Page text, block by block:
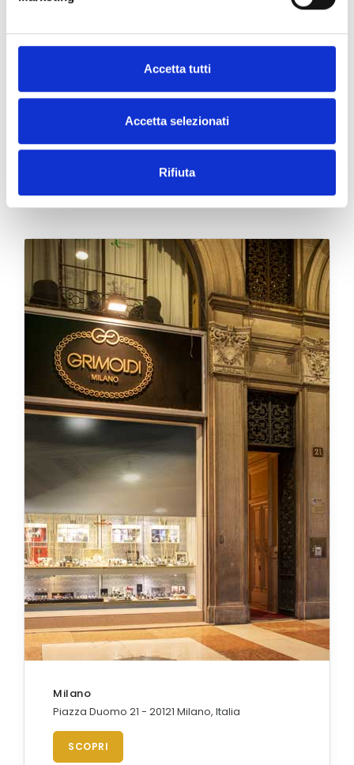
Accetta tutti
Accetta selezionati
Rifiuta
Le Boutique Grimoldi
Milano
Piazza Duomo 21 - 20121 Milano, Italia
SCOPRI